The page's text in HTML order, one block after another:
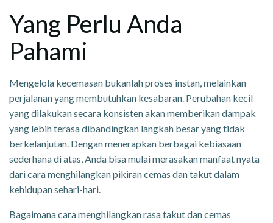
Yang Perlu Anda
Pahami
Mengelola kecemasan bukanlah proses instan, melainkan
perjalanan yang membutuhkan kesabaran. Perubahan kecil
yang dilakukan secara konsisten akan memberikan dampak
yang lebih terasa dibandingkan langkah besar yang tidak
berkelanjutan. Dengan menerapkan berbagai kebiasaan
sederhana di atas, Anda bisa mulai merasakan manfaat nyata
dari cara menghilangkan pikiran cemas dan takut dalam
kehidupan sehari-hari.
Bagaimana cara menghilangkan rasa takut dan cemas